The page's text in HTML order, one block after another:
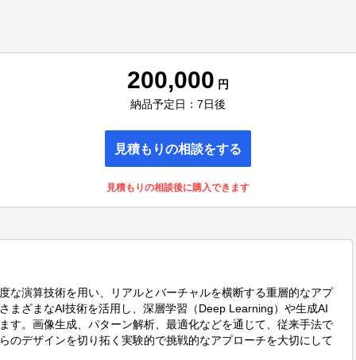
200,000 円
納品予定日：7日後
見積もりの相談をする
見積もりの相談後に購入できます
な演算技術を用い、リアルとバーチャルを横断する重層的なアプ
まざまなAI技術を活用し、深層学習（Deep Learning）や生成AI
す。画像生成、パターン解析、最適化などを通じて、従来手法で
のデザインを切り拓く実験的で挑戦的なアプローチを大切にして